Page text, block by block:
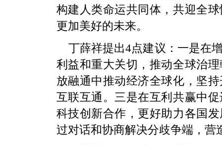
构建人类命运共同体，共迎全
更加美好的未来。
丁薛祥提出4点建议：一是在
利益和重大关切，推动全球治
放融通中推动经济全球化，坚
互联互通。三是在互利共赢中
科技创新合作，更好助力各国
过对话和协商解决分歧争端，营